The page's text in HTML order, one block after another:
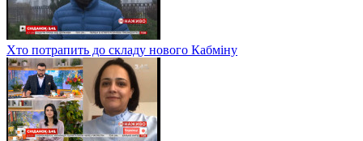
Хто потрапить до складу нового Кабміну